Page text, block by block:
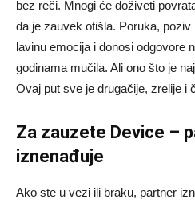
bez reči. Mnogi će doživeti
da je zauvek otišla. Poruka,
lavinu emocija i donosi odgovore
godinama mučila. Ali ono što je
Ovaj put sve je drugačije, zrelije i
Za zauzete Device –
iznenađuje
Ako ste u vezi ili braku, partner